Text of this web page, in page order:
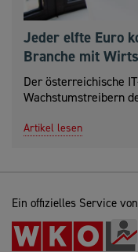
Jeder elfte Euro
Branche mit
Der österreichische
Wachstumstreibern
Artikel lesen
Ein offizielles Service von